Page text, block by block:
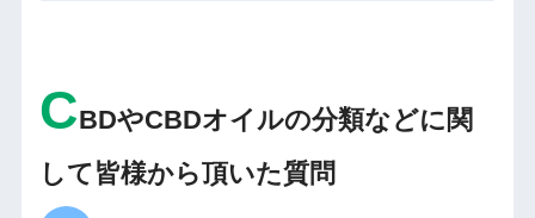
CBDやCBDオイルの分類などに関
して皆様から頂いた質問